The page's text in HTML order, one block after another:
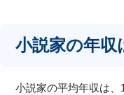
小説家の年収
小説家の平均年収は、